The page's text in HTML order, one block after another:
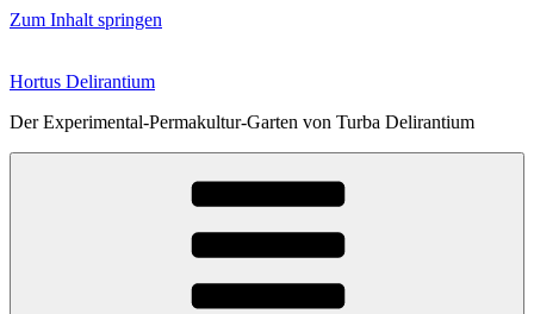
Zum Inhalt springen
Hortus Delirantium
Der Experimental-Permakultur-Garten von Turba Delirantium